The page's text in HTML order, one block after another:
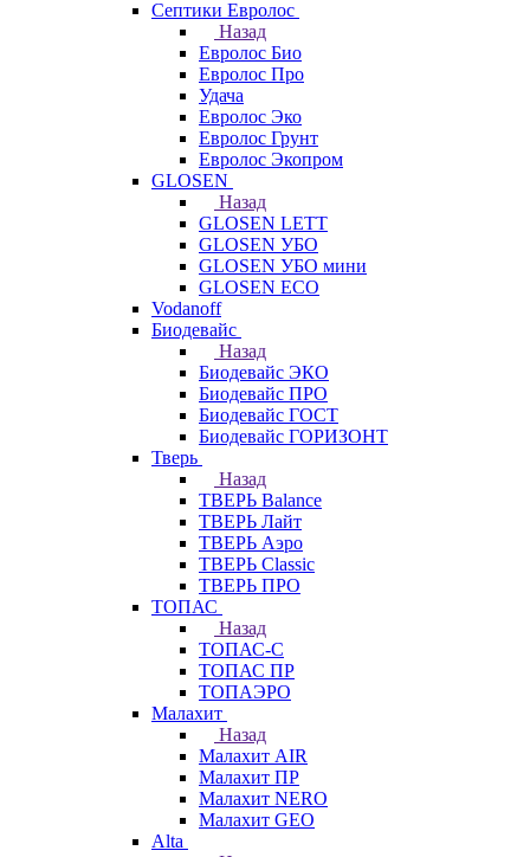
Септики Евролос
Назад
Евролос Био
Евролос Про
Удача
Евролос Эко
Евролос Грунт
Евролос Экопром
GLOSEN
Назад
GLOSEN LETT
GLOSEN УБО
GLOSEN УБО мини
GLOSEN ECO
Vodanoff
Биодевайс
Назад
Биодевайс ЭКО
Биодевайс ПРО
Биодевайс ГОСТ
Биодевайс ГОРИЗОНТ
Тверь
Назад
ТВЕРЬ Balance
ТВЕРЬ Лайт
ТВЕРЬ Аэро
ТВЕРЬ Classic
ТВЕРЬ ПРО
ТОПАС
Назад
ТОПАС-С
ТОПАС ПР
ТОПАЭРО
Малахит
Назад
Малахит AIR
Малахит ПР
Малахит NERO
Малахит GEO
Alta